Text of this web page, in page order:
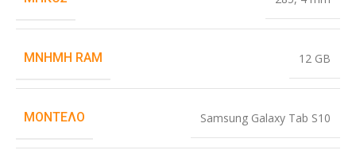
ΜΝΉΜΗ RAM 12 GB
ΜΟΝΤΈΛΟ Samsung Galaxy Tab S10